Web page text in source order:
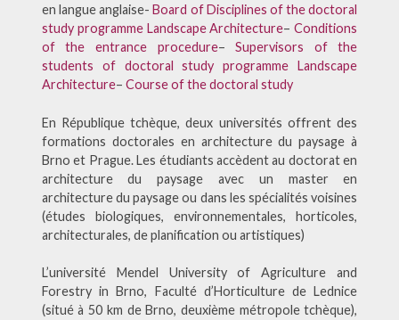
en langue anglaise-Board of Disciplines of the doctoral
study programme Landscape Architecture–Conditions
of the entrance procedure–Supervisors of the
students of doctoral study programme Landscape
Architecture– Course of the doctoral study
En République tchèque, deux universités offrent des
formations doctorales en architecture du paysage à
Brno et Prague. Les étudiants accèdent au doctorat en
architecture du paysage avec un master en
architecture du paysage ou dans les spécialités voisines
(études biologiques, environnementales, horticoles,
architecturales, de planification ou artistiques)
L’université Mendel University of Agriculture and
Forestry in Brno, Faculté d’Horticulture de Lednice
(situé à 50 km de Brno, deuxième métropole tchèque),